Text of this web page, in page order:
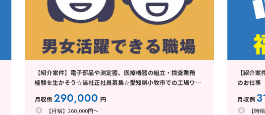
【紹介案件】電子部品や測定器、医療機器の組立・検査業務
経験を生かそう☆当社正社員募集☆愛知県小牧市での工場ワー
月収例290,000 円
【月給】260,000円～
【紹介
のお仕事
月収例
【時